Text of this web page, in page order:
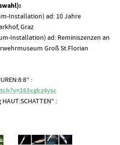
Installation) ad: 10 Jahre
Graz
Installation) ad: Reminiszenzen an
Groß St.Florian
:
: